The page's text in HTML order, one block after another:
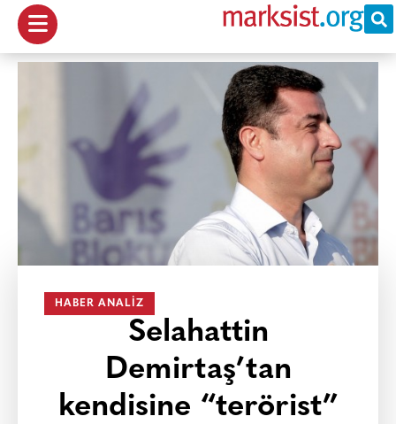
HABER ANALIZ
Selahattin
Demirtaş’tan
kendisine “terörist”